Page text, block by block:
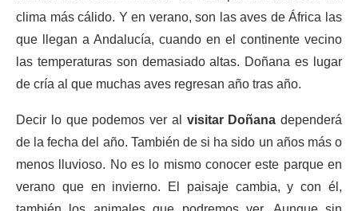
clima más cálido. Y en verano, son las aves de África las
que llegan a Andalucía, cuando en el continente vecino
las temperaturas son demasiado altas. Doñana es lugar
de cría al que muchas aves regresan año tras año.
Decir lo que podemos ver al visitar Doñana dependerá
de la fecha del año. También de si ha sido un años más o
menos lluvioso. No es lo mismo conocer este parque en
verano que en invierno. El paisaje cambia, y con él,